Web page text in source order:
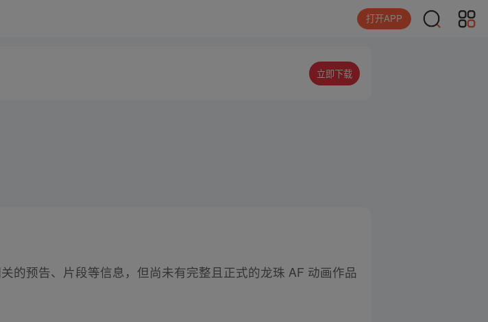
打开APP
立即下载
的预告、片段等信息，但尚未有完整且正式的龙珠 AF 动画作品